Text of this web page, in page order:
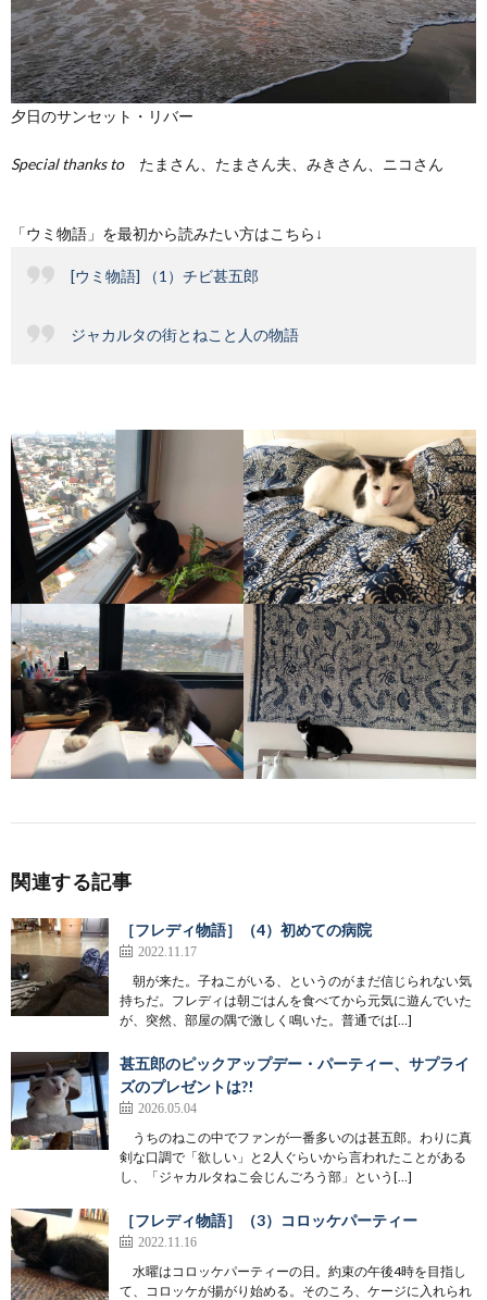
夕日のサンセット・リバー
Special thanks toたまさん、たまさん夫、みきさん、ニコさん
「ウミ物語」を最初から読みたい方はこちら↓
[ウミ物語] （1）チビ甚五郎
ジャカルタの街とねこと人の物語
関連する記事
［フレディ物語］（4）初めての病院
2022.11.17
朝が来た。子ねこがいる、というのがまだ信じられない気
持ちだ。フレディは朝ごはんを食べてから元気に遊んでいた
が、突然、部屋の隅で激しく鳴いた。普通では[…]
甚五郎のピックアップデー・パーティー、サプライ
ズのプレゼントは?!
2026.05.04
うちのねこの中でファンが一番多いのは甚五郎。わりに真
剣な口調で「欲しい」と2人ぐらいから言われたことがある
し、「ジャカルタねこ会じんごろう部」という[…]
［フレディ物語］（3）コロッケパーティー
2022.11.16
水曜はコロッケパーティーの日。約束の午後4時を目指し
て、コロッケが揚がり始める。そのころ、ケージに入れられ